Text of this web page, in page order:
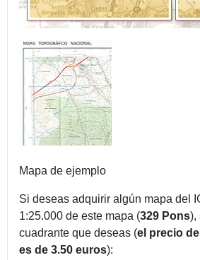
Mapa de ejemplo
Si deseas adquirir algún mapa del
1:25.000 de este mapa (329 Pons),
cuadrante que deseas (el precio
es de 3.50 euros):